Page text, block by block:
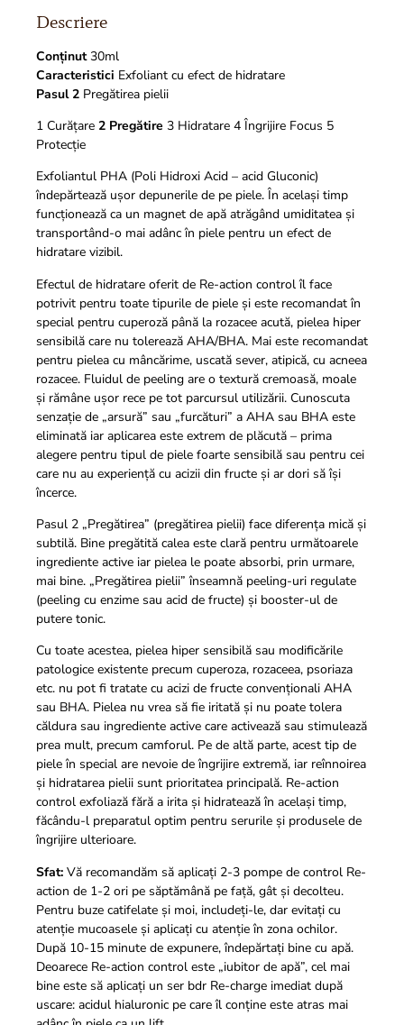
Descriere
Conținut30ml
Caracteristici Exfoliant cu efect de hidratare
Pasul 2 Pregătirea pielii
1 Curățare 2 Pregătire 3 Hidratare 4 Îngrijire Focus 5
Protecție
Exfoliantul PHA (Poli Hidroxi Acid – acid Gluconic)
îndepărtează ușor depunerile de pe piele. În același timp
funcționează ca un magnet de apă atrăgând umiditatea și
transportând-o mai adânc în piele pentru un efect de
hidratare vizibil.
Efectul de hidratare oferit de Re-action control îl face
potrivit pentru toate tipurile de piele şi este recomandat în
special pentru cuperoză până la rozacee acută, pielea hiper
sensibilă care nu tolerează AHA/BHA. Mai este recomandat
pentru pielea cu mâncărime, uscată sever, atipică, cu acneea
rozacee. Fluidul de peeling are o textură cremoasă, moale
și rămâne ușor rece pe tot parcursul utilizării. Cunoscuta
senzație de „arsură” sau „furcături” a AHA sau BHA este
eliminată iar aplicarea este extrem de plăcută – prima
alegere pentru tipul de piele foarte sensibilă sau pentru cei
care nu au experiență cu acizii din fructe și ar dori să își
încerce.
Pasul 2 „Pregătirea” (pregătirea pielii) face diferența mică și
subtilă. Bine pregătită calea este clară pentru următoarele
ingrediente active iar pielea le poate absorbi, prin urmare,
mai bine. „Pregătirea pielii” înseamnă peeling-uri regulate
(peeling cu enzime sau acid de fructe) și booster-ul de
putere tonic.
Cu toate acestea, pielea hiper sensibilă sau modificările
patologice existente precum cuperoza, rozaceea, psoriaza
etc. nu pot fi tratate cu acizi de fructe convenționali AHA
sau BHA. Pielea nu vrea să fie iritată și nu poate tolera
căldura sau ingrediente active care activează sau stimulează
prea mult, precum camforul. Pe de altă parte, acest tip de
piele în special are nevoie de îngrijire extremă, iar reînnoirea
și hidratarea pielii sunt prioritatea principală. Re-action
control exfoliază fără a irita și hidratează în același timp,
făcându-l preparatul optim pentru serurile și produsele de
îngrijire ulterioare.
Sfat: Vă recomandăm să aplicați 2-3 pompe de control Re-
action de 1-2 ori pe săptămână pe față, gât și decolteu.
Pentru buze catifelate și moi, includeți-le, dar evitați cu
atenție mucoasele și aplicați cu atenție în zona ochilor.
După 10-15 minute de expunere, îndepărtați bine cu apă.
Deoarece Re-action control este „iubitor de apă”, cel mai
bine este să aplicați un ser bdr Re-charge imediat după
uscare: acidul hialuronic pe care îl conține este atras mai